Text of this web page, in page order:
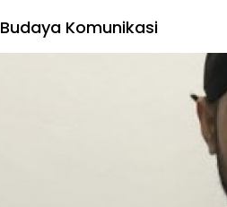
Budaya Komunikasi